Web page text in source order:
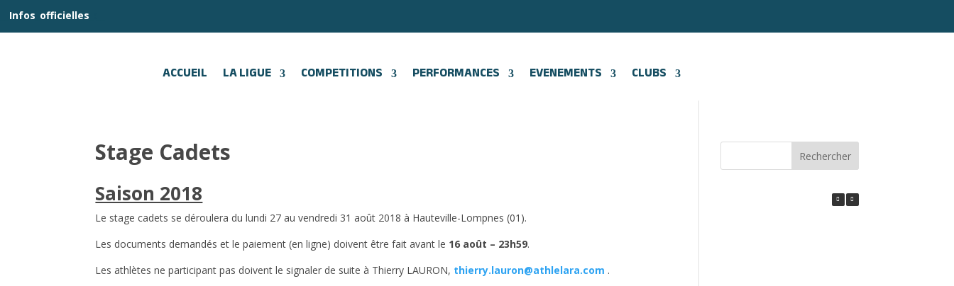
Infos officielles
ACCUEIL LA LIGUE COMPETITIONS PERFORMANCES EVENEMENTS CLUBS
Stage Cadets
Saison 2018
Le stage cadets se déroulera du lundi 27 au vendredi 31 août 2018 à Hauteville-Lompnes (01).
Les documents demandés et le paiement (en ligne) doivent être fait avant le 16 août – 23h59.
Les athlètes ne participant pas doivent le signaler de suite à Thierry LAURON, thierry.lauron@athlelara.com .
Rechercher